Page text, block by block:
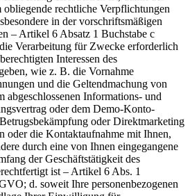
rechtliche Verpflichtungen
in der vorschriftsmäßigen
– Artikel 6 Absatz 1 Buchstabe c
Verarbeitung für Zwecke erforderlich
Interessen des
wie z. B. die Vornahme
und die Geltendmachung von
abgeschlossenen Informations- und
oder dem Demo-Konto-
oder Direktmarketing
oder die Kontaktaufnahme mit Ihnen,
durch eine von Ihnen eingegangene
der Geschäftstätigkeit des
ist – Artikel 6 Abs. 1
d. soweit Ihre personenbezogenen